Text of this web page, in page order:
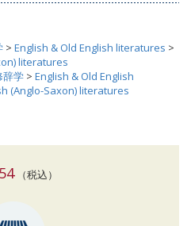
> English & Old English literatures >
literatures
辞学 > English & Old English
(Anglo-Saxon) literatures
（税込）